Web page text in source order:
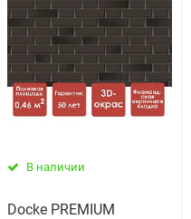
В наличии
Docke PREMIUM